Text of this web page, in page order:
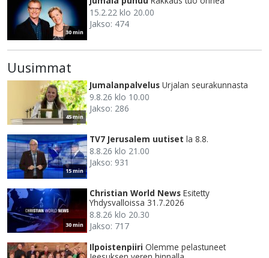
30 min
15.2.22 klo 20.00
Jakso: 474
Uusimmat
45 min
Jumalanpalvelus Urjalan seurakunnasta
9.8.26 klo 10.00
Jakso: 286
15 min
TV7 Jerusalem uutiset la 8.8.
8.8.26 klo 21.00
Jakso: 931
30 min
Christian World News Esitetty
Yhdysvalloissa 31.7.2026
8.8.26 klo 20.30
Jakso: 717
Ilpoistenpiiri Olemme pelastuneet